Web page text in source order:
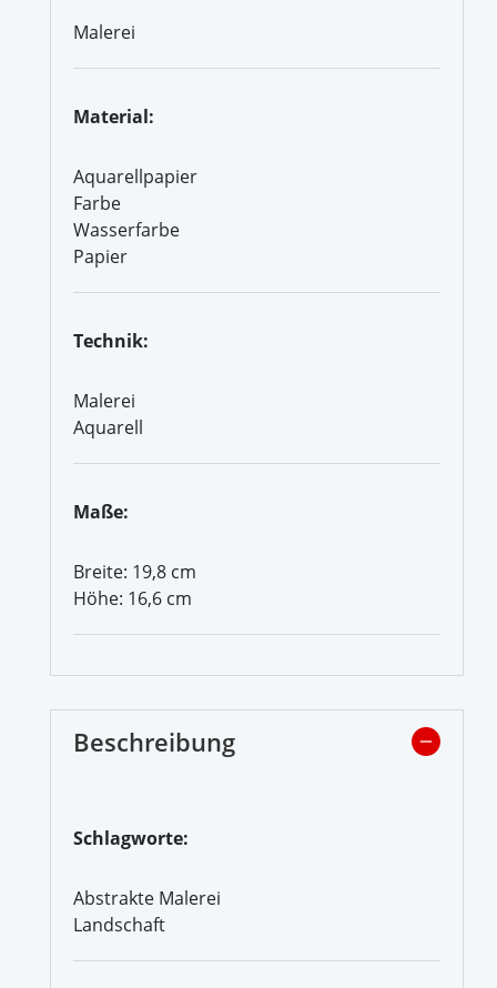
Malerei
Material:
Aquarellpapier
Farbe
Wasserfarbe
Papier
Technik:
Malerei
Aquarell
Maße:
Breite: 19,8 cm
Höhe: 16,6 cm
Beschreibung
Schlagworte:
Abstrakte Malerei
Landschaft